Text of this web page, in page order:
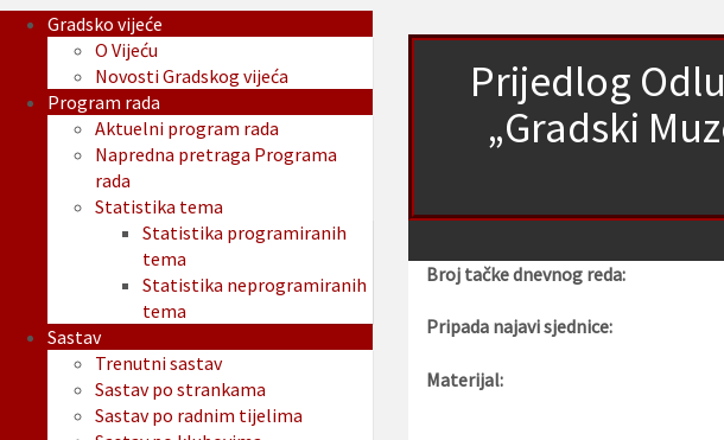
Prijedlog
„Gradski
Broj tačke dnevnog reda:
Pripada najavi sjednice:
Materijal:
Gradsko vijeće
O Vijeću
Novosti Gradskog vijeća
Program rada
Aktuelni program rada
Napredna pretraga Programa
rada
Statistika tema
Statistika programiranih
tema
Statistika neprogramiranih
tema
Sastav
Trenutni sastav
Sastav po strankama
Sastav po radnim tijelima